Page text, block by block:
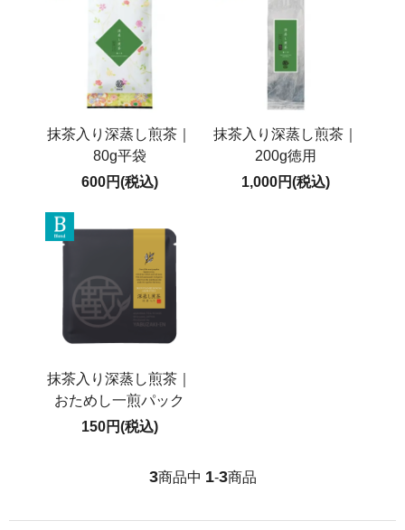
抹茶入り深蒸し煎茶｜
80g平袋
600円(税込)
抹茶入り深蒸し煎茶｜
200g徳用
1,000円(税込)
抹茶入り深蒸し煎茶｜
おためし一煎パック
150円(税込)
3商品中 1-3商品